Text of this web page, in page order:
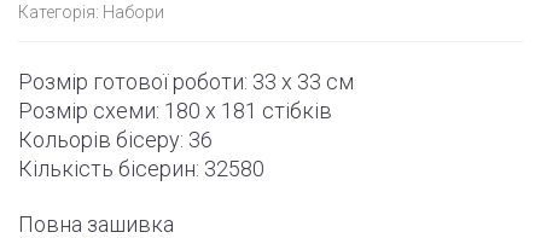
Категорія: Набори
Розмір готової роботи: 33 x 33 см
Розмір схеми: 180 x 181 стібків
Кольорів бісеру: 36
Кількість бісерин: 32580
Повна зашивка